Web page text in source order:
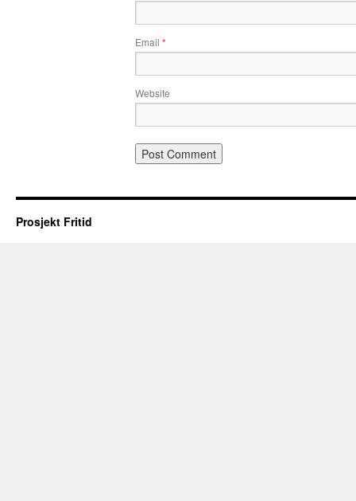
Email *
Website
Prosjekt Fritid